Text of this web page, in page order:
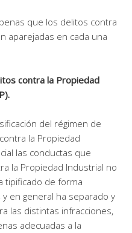
que los delitos contra
aparejadas en cada una
contra la Propiedad
del régimen de
la Propiedad
las conductas que
la Propiedad Industrial no
tipificado de forma
en general ha separado y
las distintas infracciones,
adecuadas a la